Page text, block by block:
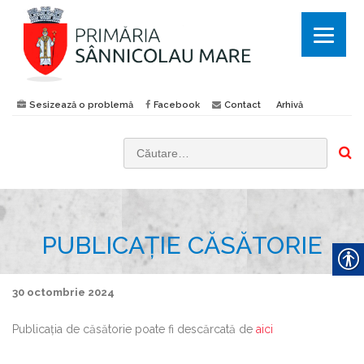
Sesizează o problemă Facebook Contact Arhivă
ă
PUBLICAȚIE CĂSĂTORIE
30 octombrie 2024
Publicația de căsătorie poate fi descărcată de aici